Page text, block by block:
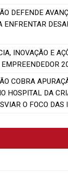
DEFENDE
ENFRENTAR
INOVAÇÃO E
COBRA
HOSPITAL DA
O FOCO DAS